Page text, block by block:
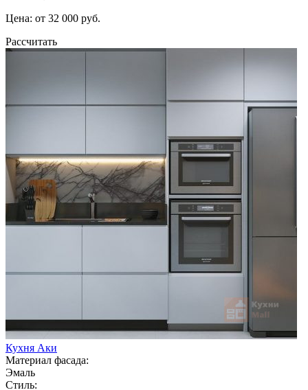
Цена: от 32 000 руб.
Рассчитать
Кухня Аки
Материал фасада:
Эмаль
Стиль: